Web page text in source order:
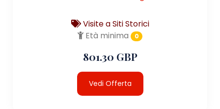
Visite a Siti Storici
Età minima
0
801.30 GBP
Vedi Offerta